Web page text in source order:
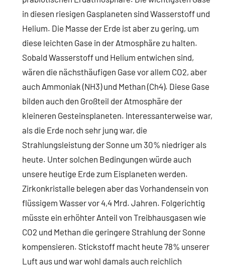
in diesen riesigen Gasplaneten sind Wasserstoff und
Helium. Die Masse der Erde ist aber zu gering, um
diese leichten Gase in der Atmosphäre zu halten.
Sobald Wasserstoff und Helium entwichen sind,
wären die nächsthäufigen Gase vor allem CO2, aber
auch Ammoniak (NH3) und Methan (Ch4). Diese Gase
bilden auch den Großteil der Atmosphäre der
kleineren Gesteinsplaneten. Interessanterweise war,
als die Erde noch sehr jung war, die
Strahlungsleistung der Sonne um 30% niedriger als
heute. Unter solchen Bedingungen würde auch
unsere heutige Erde zum Eisplaneten werden.
Zirkonkristalle belegen aber das Vorhandensein von
flüssigem Wasser vor 4,4 Mrd. Jahren. Folgerichtig
müsste ein erhöhter Anteil von Treibhausgasen wie
CO2 und Methan die geringere Strahlung der Sonne
kompensieren. Stickstoff macht heute 78% unserer
Luft aus und war wohl damals auch reichlich